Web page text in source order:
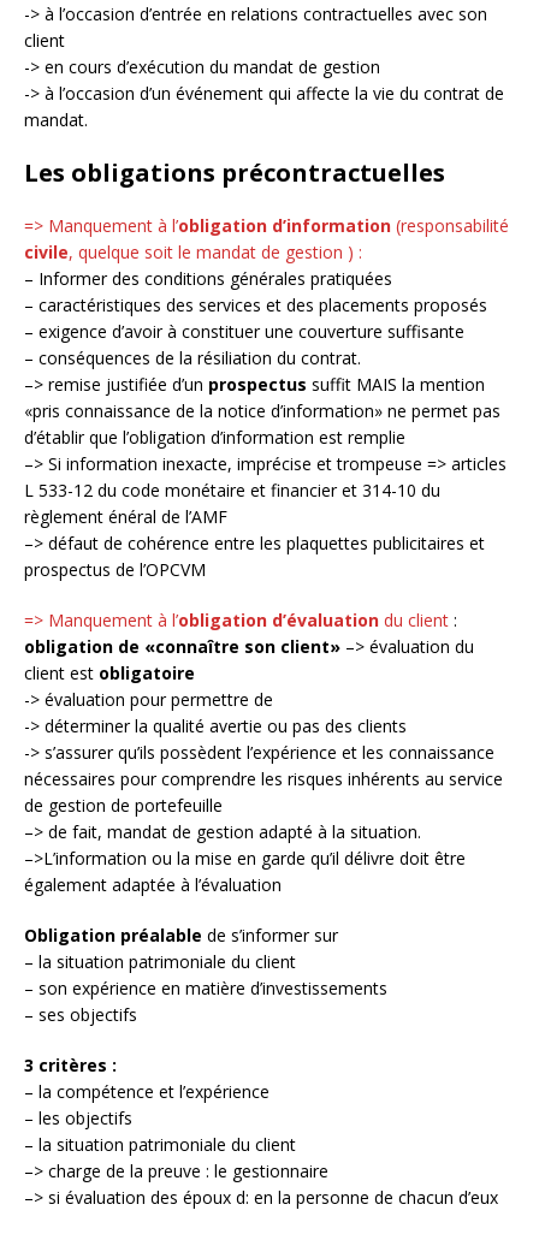
-> à l’occasion d’entrée en relations contractuelles avec son
client
-> en cours d’exécution du mandat de gestion
-> à l’occasion d’un événement qui affecte la vie du contrat de
mandat.
Les obligations précontractuelles
=> Manquement à l’obligation d’information (responsabilité
civile, quelque soit le mandat de gestion ) :
– Informer des conditions générales pratiquées
– caractéristiques des services et des placements proposés
– exigence d’avoir à constituer une couverture suffisante
– conséquences de la résiliation du contrat.
–> remise justifiée d’un prospectus suffit MAIS la mention
«pris connaissance de la notice d’information» ne permet pas
d’établir que l’obligation d’information est remplie
–> Si information inexacte, imprécise et trompeuse => articles
L 533-12 du code monétaire et financier et 314-10 du
règlement énéral de l’AMF
–> défaut de cohérence entre les plaquettes publicitaires et
prospectus de l’OPCVM
=> Manquement à l’obligation d’évaluation du client :
obligation de «connaître son client» –> évaluation du
client est obligatoire
-> évaluation pour permettre de
-> déterminer la qualité avertie ou pas des clients
-> s’assurer qu’ils possèdent l’expérience et les connaissance
nécessaires pour comprendre les risques inhérents au service
de gestion de portefeuille
–> de fait, mandat de gestion adapté à la situation.
–>L’information ou la mise en garde qu’il délivre doit être
également adaptée à l’évaluation
Obligation préalable de s’informer sur
– la situation patrimoniale du client
– son expérience en matière d’investissements
– ses objectifs
3 critères :
– la compétence et l’expérience
– les objectifs
– la situation patrimoniale du client
–> charge de la preuve : le gestionnaire
–> si évaluation des époux d: en la personne de chacun d’eux